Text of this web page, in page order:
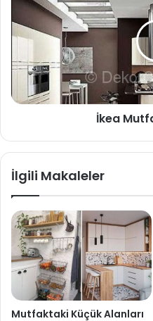
İkea
İlgili Makaleler
Mutfaktaki Küçük Alanları